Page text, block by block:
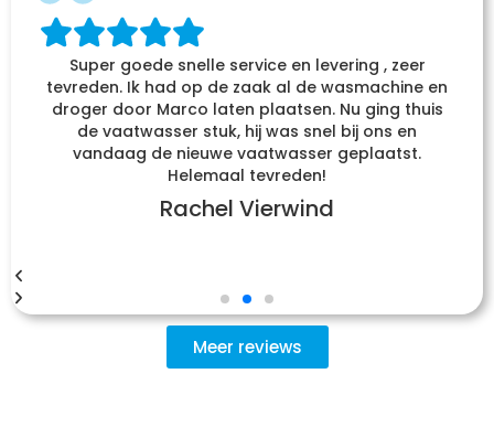
Super goede snelle service en levering , zeer
tevreden. Ik had op de zaak al de wasmachine en
droger door Marco laten plaatsen. Nu ging thuis
de vaatwasser stuk, hij was snel bij ons en
vandaag de nieuwe vaatwasser geplaatst.
Helemaal tevreden!
Rachel Vierwind
Meer reviews